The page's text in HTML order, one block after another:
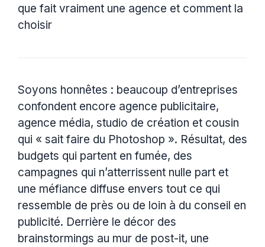
que fait vraiment une agence et comment la
choisir
Soyons honnêtes : beaucoup d’entreprises
confondent encore agence publicitaire,
agence média, studio de création et cousin
qui « sait faire du Photoshop ». Résultat, des
budgets qui partent en fumée, des
campagnes qui n’atterrissent nulle part et
une méfiance diffuse envers tout ce qui
ressemble de près ou de loin à du conseil en
publicité. Derrière le décor des
brainstormings au mur de post-it, une